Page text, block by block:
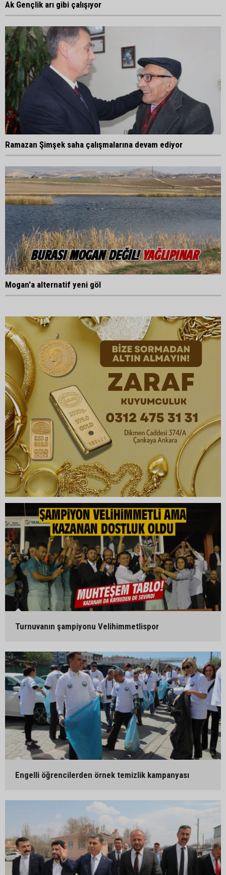
Ak Gençlik arı gibi çalışıyor
Ramazan Şimşek saha çalışmalarına devam ediyor
Mogan'a alternatif yeni göl
Turnuvanın şampiyonu Velihimmetlispor
Engelli öğrencilerden örnek temizlik kampanyası